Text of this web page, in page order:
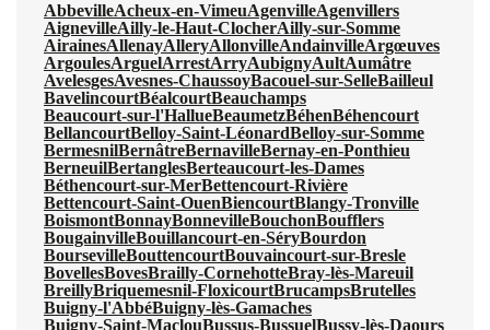
AbbevilleAcheux-en-VimeuAgenvilleAgenvillers
AignevilleAilly-le-Haut-ClocherAilly-sur-Somme
AirainesAllenayAlleryAllonvilleAndainvilleArgœuves
ArgoulesArguelArrestArryAubignyAultAumâtre
AvelesgesAvesnes-ChaussoyBacouel-sur-SelleBailleul
BavelincourtBéalcourtBeauchamps
Beaucourt-sur-l'HallueBeaumetzBéhenBéhencourt
BellancourtBelloy-Saint-LéonardBelloy-sur-Somme
BermesnilBernâtreBernavilleBernay-en-Ponthieu
BerneuilBertanglesBerteaucourt-les-Dames
Béthencourt-sur-MerBettencourt-Rivière
Bettencourt-Saint-OuenBiencourtBlangy-Tronville
BoismontBonnayBonnevilleBouchonBoufflers
BougainvilleBouillancourt-en-SéryBourdon
BoursevilleBouttencourtBouvaincourt-sur-Bresle
BovellesBovesBrailly-CornehotteBray-lès-Mareuil
BreillyBriquemesnil-FloxicourtBrucampsBrutelles
Buigny-l'AbbéBuigny-lès-Gamaches
Buigny-Saint-MaclouBussus-BussuelBussy-lès-Daours